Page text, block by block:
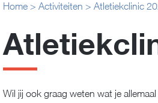
Home > Activiteiten > Atletiekclinic
Wil jij ook graag weten wat je